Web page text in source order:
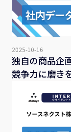
2025-10-16
独自の商品企
競争力に磨き